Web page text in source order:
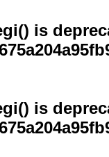
is
is